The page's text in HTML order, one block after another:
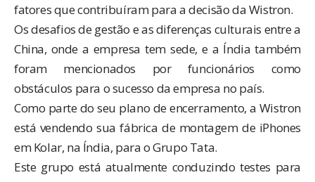
fatores que contribuíram para a decisão da Wistron.
Os desafios de gestão e as diferenças culturais entre a
China, onde a empresa tem sede, e a Índia também
foram mencionados por funcionários como
obstáculos para o sucesso da empresa no país.
Como parte do seu plano de encerramento, a Wistron
está vendendo sua fábrica de montagem de iPhones
em Kolar, na Índia, para o Grupo Tata.
Este grupo está atualmente conduzindo testes para